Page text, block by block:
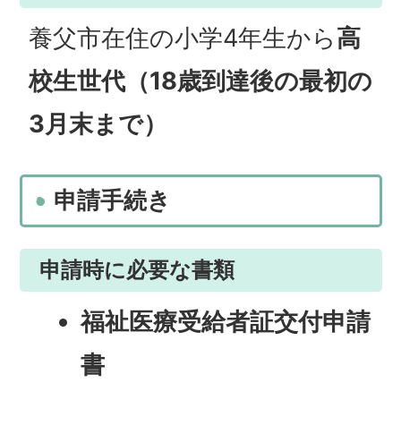
養父市在住の小学4年生から高
校生世代（18歳到達後の最初の
3月末まで）
申請手続き
申請時に必要な書類
福祉医療受給者証交付申請
書